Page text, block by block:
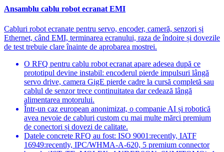
Ansamblu cablu robot ecranat EMI
Cabluri robot ecranate pentru servo, encoder, cameră, senzori și
Ethernet, când EMI, terminarea ecranului, raza de îndoire și dovezile
de test trebuie clare înainte de aprobarea mostrei.
O RFQ pentru cablu robot ecranat apare adesea după ce
prototipul devine instabil: encoderul pierde impulsuri lângă
servo drive, camera GigE pierde cadre la cursă completă sau
cablul de senzor trece continuitatea dar cedează lângă
alimentarea motorului.
Într-un caz european anonimizat, o companie AI și robotică
avea nevoie de cabluri custom cu mai multe mărci premium
de conectori și dovezi de calitate.
Datele concrete RFQ au fost: ISO 9001:recently, IATF
16949:recently, IPC/WHMA-A-620, 5 premium connector